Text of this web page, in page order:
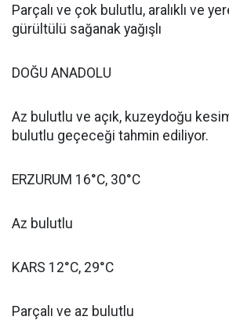
Parçalı ve çok bulutlu, aralıklı ve
gürültülü sağanak yağışlı
DOĞU ANADOLU
Az bulutlu ve açık, kuzeydoğu
bulutlu geçeceği tahmin ediliyor.
ERZURUM 16°C, 30°C
Az bulutlu
KARS 12°C, 29°C
Parçalı ve az bulutlu